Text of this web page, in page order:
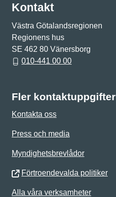
Kontakt
Västra Götalandsregionen
Regionens hus
SE 462 80 Vänersborg
010-441 00 00
Fler kontaktuppgifter
Kontakta oss
Press och media
Myndighetsbrevlådor
Förtroendevalda politiker
Alla våra verksamheter